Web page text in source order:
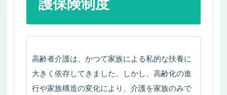
ご本人様・ご家族様へ ― 決める前に読んでいただきたい
3色パステルアート｜創作と交流を楽しむアート活動
スウェーデン発祥のタッチケア「タクティールケア」の
護保険制度
高齢者介護は、かつて家族による私的な扶養に
大きく依存してきました。しかし、高齢化の進
行や家族構造の変化により、介護を家族のみで